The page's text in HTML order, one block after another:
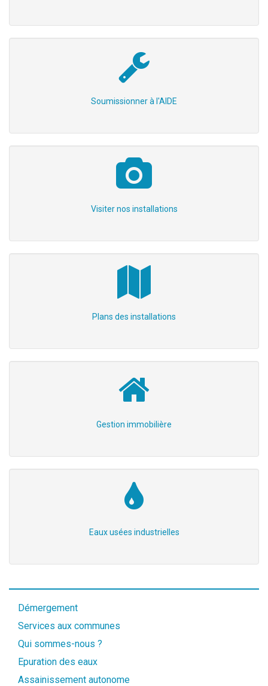
Soumissionner à l'AIDE
Visiter nos installations
Plans des installations
Gestion immobilière
Eaux usées industrielles
Démergement
Services aux communes
Qui sommes-nous ?
Epuration des eaux
Assainissement autonome